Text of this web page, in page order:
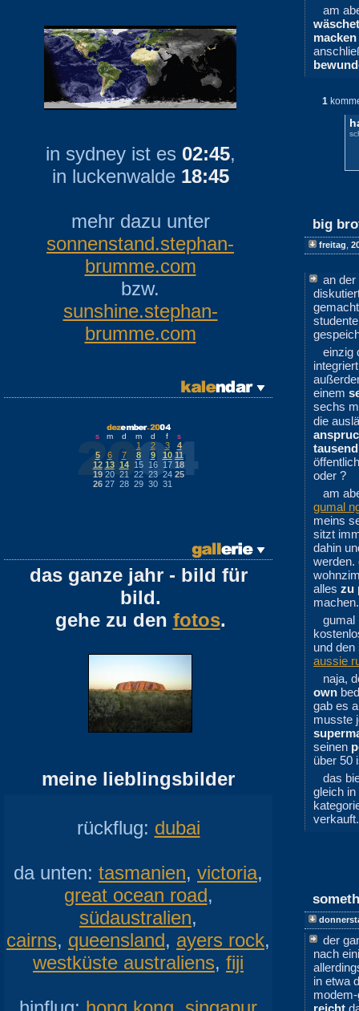
in sydney ist es 02:45,
in luckenwalde 18:45
mehr dazu unter
sonnenstand.stephan-
brumme.com
bzw.
sunshine.stephan-
brumme.com
s m d m d f s
1 2 3
4
5
6 7 8 9 10 11
12 13 14 15 16 17 18
19 20 21 22 23 24 25
26 27 28 29 30 31
das ganze jahr - bild für
bild.
gehe zu den fotos.
meine lieblingsbilder
rückflug: dubai
da unten: tasmanien, victoria,
great ocean road,
südaustralien,
cairns, queensland, ayers rock,
westküste australiens, fiji
am
macken
1
big
freitag
an der
einzig
einem
sechs
die
oder ?
am
gumal
meins
sitzt
dahin
werden.
alles zu
machen.
und den
aussie
naja,
own
gab es
musste
seinen
über 50
das
gleich
verkauft.
der
nach
in etwa
reicht